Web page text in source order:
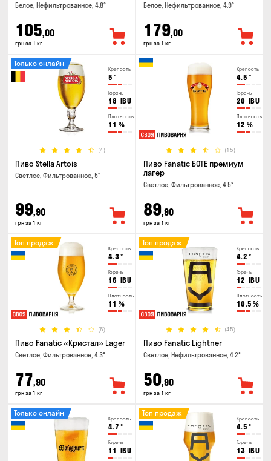
Белое, Нефильтрованное, 4.8°
105,00
грн за 1 кг
Белое, Нефильтрованное, 4.9°
179,00
грн за 1 кг
Крепость
5 °
Горечь
18 IBU
Плотность
11 %
(4)
Только онлайн
Пиво Stella Artois
Светлое, Фильтрованное, 5°
99,90
грн за 1 кг
Крепость
4.5 °
Горечь
20 IBU
Плотность
12 %
(15)
Пиво Fanatic БОТЕ премиум
лагер
Светлое, Фильтрованное, 4.5°
89,90
грн за 1 кг
Крепость
4.3°
Горечь
16 IBU
Плотность
11 %
(6)
Топ продаж
Пиво Fanatic «Кристал» Lager
Светлое, Фильтрованное, 4.3°
77,90
грн за 1 кг
Крепость
4.2 °
Горечь
12 IBU
Плотность
10.5 %
(45)
Топ продаж
Пиво Fanatic Lightner
Светлое, Нефильтрованное, 4.2°
50,90
грн за 1 кг
Крепость
4.7 °
Горечь
11 IBU
Только онлайн
Крепость
4.5 °
Горечь
13 IBU
Топ продаж